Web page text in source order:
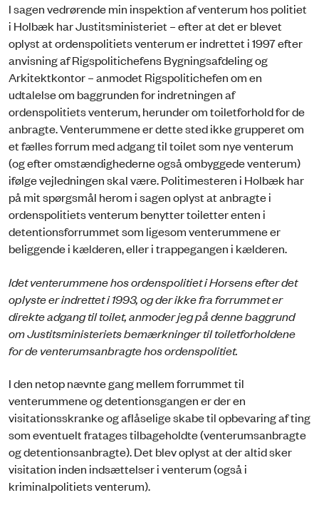
I sagen vedrørende min inspektion af venterum hos politiet
i Holbæk har Justitsministeriet – efter at det er blevet
oplyst at ordenspolitiets venterum er indrettet i 1997 efter
anvisning af Rigspolitichefens Bygningsafdeling og
Arkitektkontor – anmodet Rigspolitichefen om en
udtalelse om baggrunden for indretningen af
ordenspolitiets venterum, herunder om toiletforhold for de
anbragte. Venterummene er dette sted ikke grupperet om
et fælles forrum med adgang til toilet som nye venterum
(og efter omstændighederne også ombyggede venterum)
ifølge vejledningen skal være. Politimesteren i Holbæk har
på mit spørgsmål herom i sagen oplyst at anbragte i
ordenspolitiets venterum benytter toiletter enten i
detentionsforrummet som ligesom venterummene er
beliggende i kælderen, eller i trappegangen i kælderen.
Idet venterummene hos ordenspolitiet i Horsens efter det
oplyste er indrettet i 1993, og der ikke fra forrummet er
direkte adgang til toilet, anmoder jeg på denne baggrund
om Justitsministeriets bemærkninger til toiletforholdene
for de venterumsanbragte hos ordenspolitiet.
I den netop nævnte gang mellem forrummet til
venterummene og detentionsgangen er der en
visitationsskranke og aflåselige skabe til opbevaring af ting
som eventuelt fratages tilbageholdte (venterumsanbragte
og detentionsanbragte). Det blev oplyst at der altid sker
visitation inden indsættelser i venterum (også i
kriminalpolitiets venterum).